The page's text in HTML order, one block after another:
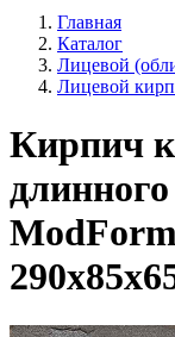
Главная
Каталог
Лицевой
Лицевой
Кирпич